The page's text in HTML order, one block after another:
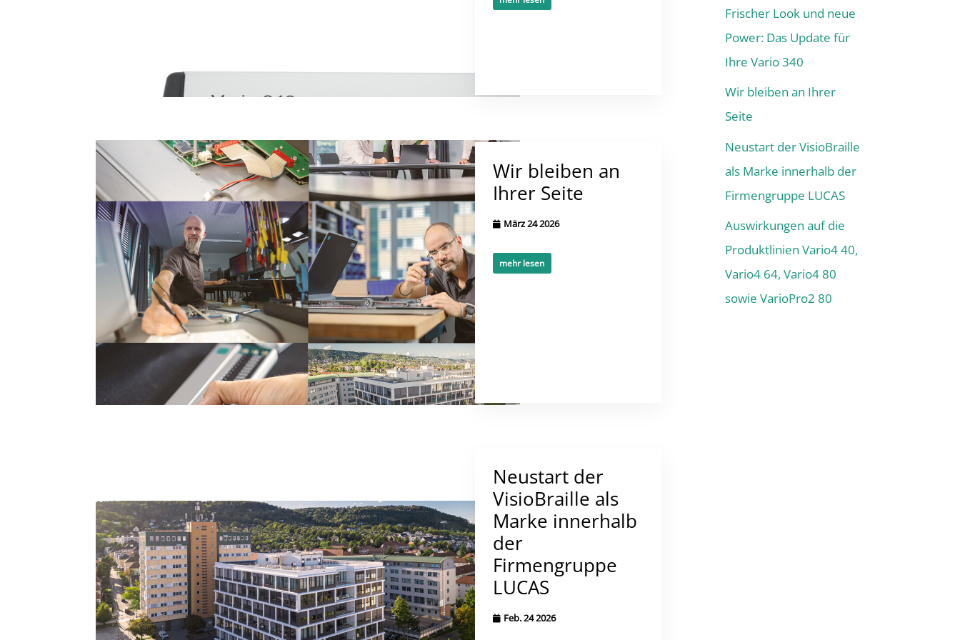
Wir bleiben an
Ihrer Seite
März 24 2026
mehr lesen
Neustart der
VisioBraille als
Marke innerhalb
der
Firmengruppe
LUCAS
Feb. 24 2026
Frischer Look und neue
Power: Das Update für
Ihre Vario 340
Wir bleiben an Ihrer
Seite
Neustart der VisioBraille
als Marke innerhalb der
Firmengruppe LUCAS
Auswirkungen auf die
Produktlinien Vario4 40,
Vario4 64, Vario4 80
sowie VarioPro2 80